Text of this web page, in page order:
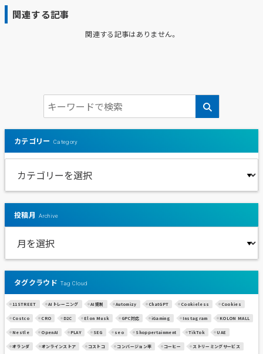
関連する記事
関連する記事はありません。
カテゴリー Category
投稿月 Archive
タグクラウド Tag Cloud
11STREET AIトレーニング AI規制 Automizy ChatGPT Cookieless Cookies
Costco CRO D2C Elon Musk GPC対応 iGaming Instagram KOLON MALL
Nestle OpenAI PLAY SEG seo Shoppertainment TikTok UAE
オランダ オンラインストア コストコ コンバージョン率 コーヒー ストリーミングサービス